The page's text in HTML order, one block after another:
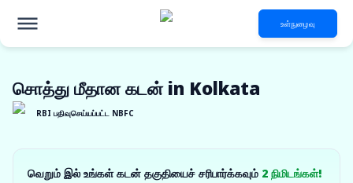
உள்நுழைவு
சொத்து மீதான கடன் in Kolkata
RBI பதிவுசெய்யப்பட்ட NBFC
வெறும் இல் உங்கள் கடன் தகுதியைச் சரிபார்க்கவும் 2 நிமிடங்கள்!